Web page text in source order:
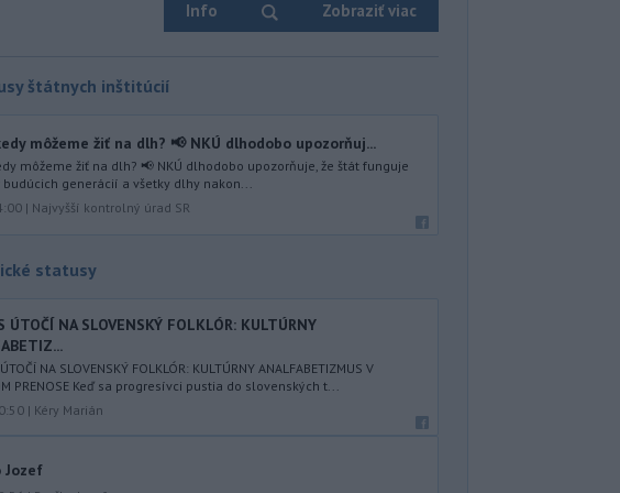
lehoty.
a
vo
Vydal preto
(MV) SR
úrad
ktoré
Info Zobraziť viac
štátnych inštitúcií
môžeme žiť na dlh? 📢 NKÚ dlhodobo upozorňuj...
môžeme žiť na dlh? 📢 NKÚ dlhodobo upozorňuje, že štát funguje
budúcich generácií a všetky dlhy nakon...
| Najvyšší kontrolný úrad SR
statusy
ÚTOČÍ NA SLOVENSKÝ FOLKLÓR: KULTÚRNY
NA SLOVENSKÝ FOLKLÓR: KULTÚRNY ANALFABETIZMUS V
PRENOSE Keď sa progresívci pustia do slovenských t...
| Kéry Marián
Jozef